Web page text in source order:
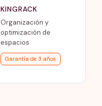
KINGRACK
Organización y
optimización de
espacios
Garantía de 3 años